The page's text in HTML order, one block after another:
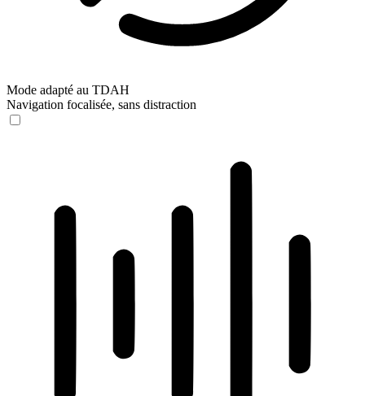
Mode adapté au TDAH
Navigation focalisée, sans distraction